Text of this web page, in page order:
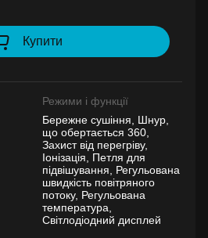
Купити
Режими і функції
Бережне сушіння, Шнур,
що обертається 360,
Захист від перегріву,
Іонізація, Петля для
підвішування, Регульована
швидкість повітряного
потоку, Регульована
температура,
Світлодіодний дисплей